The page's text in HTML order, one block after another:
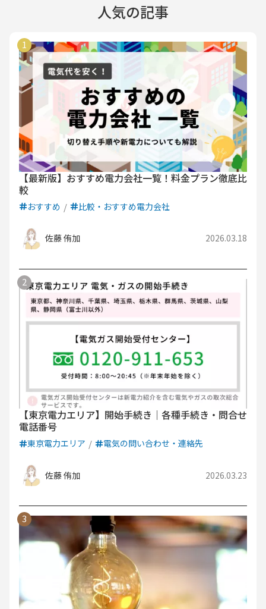
人気の記事
【最新版】おすすめ電力会社一覧！料金プラン徹底比
較
おすすめ 比較・おすすめ電力会社
佐藤 侑加 2026.03.18
【東京電力エリア】開始手続き｜各種手続き・問合せ
電話番号
東京電力エリア 電気の問い合わせ・連絡先
佐藤 侑加 2026.03.23